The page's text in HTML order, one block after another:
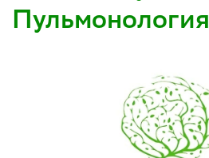
Пульмонология